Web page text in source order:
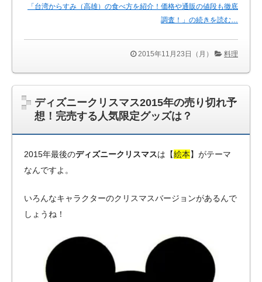
「台湾からすみ（高雄）の食べ方を紹介！価格や通販の値段も徹底
調査！」の続きを読む…
2015年11月23日（月） 料理
ディズニークリスマス2015年の売り切れ予
想！完売する人気限定グッズは？
2015年最後のディズニークリスマスは【絵本】がテーマ
なんですよ。
いろんなキャラクターのクリスマスバージョンがあるんで
しょうね！